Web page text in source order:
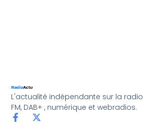
L'actualité indépendante sur la radio
FM, DAB+ , numérique et webradios.